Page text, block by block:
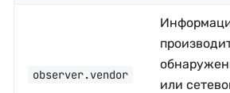
observer.vendor
или